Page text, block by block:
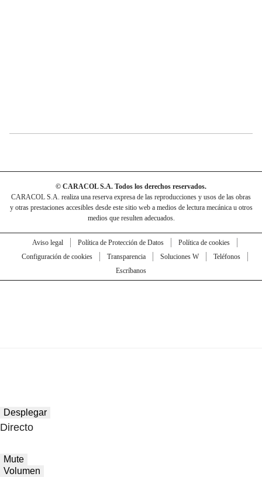
© CARACOL S.A. Todos los derechos reservados.
CARACOL S.A. realiza una reserva expresa de las reproducciones y usos de las obras
y otras prestaciones accesibles desde este sitio web a medios de lectura mecánica u otros
medios que resulten adecuados.
Aviso legal Política de Protección de Datos
Política de cookies
Configuración de cookies
Transparencia Soluciones W
Teléfonos
Escríbanos
Desplegar
Directo
Mute
Volumen